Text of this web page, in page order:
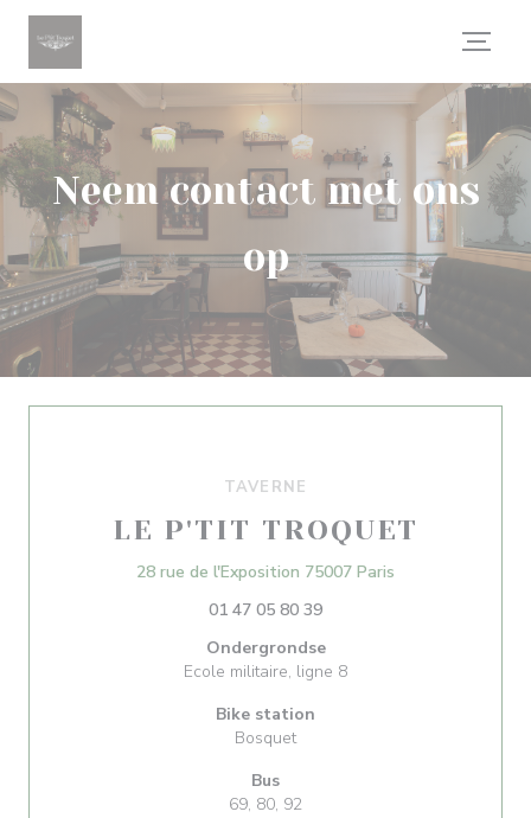
Cookies beheer paneel
Neem contact met ons
op
TAVERNE
LE P'TIT TROQUET
28 rue de l'Exposition 75007 Paris
01 47 05 80 39
Ondergrondse
Ecole militaire, ligne 8
Bike station
Bosquet
Bus
69, 80, 92